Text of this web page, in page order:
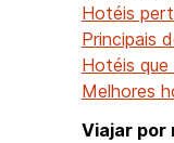
Hotéis
Principais
Hotéis
Melhores
Viajar por